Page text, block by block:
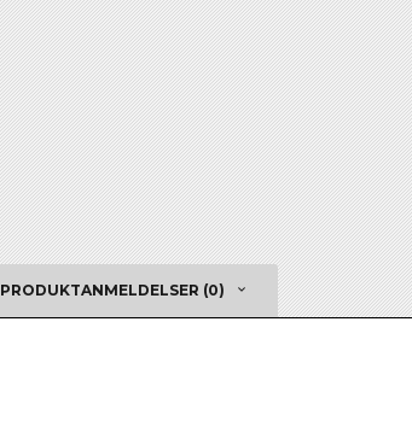
PRODUKTANMELDELSER (0)